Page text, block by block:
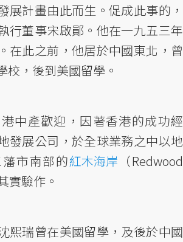
展計畫由此而生。促成此事的，
行董事宋啟鄖。他在一九五三年
在此之前，他居於中國東北，曾
校，後到美國留學。
中產歡迎，因著香港的成功經
發展公司，於全球業務之中以地
市南部的紅木海岸 （Redwood
實驗作。
熙瑞曾在美國留學，及後於中國